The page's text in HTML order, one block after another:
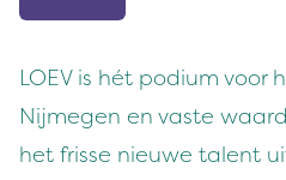
LOEV is hét podium voor
Nijmegen en vaste
het frisse nieuwe talent